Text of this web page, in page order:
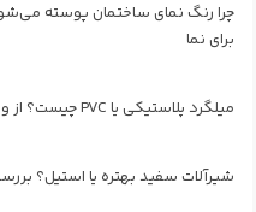
چرا رنگ نمای ساختمان پوسته
برای نما
میلگرد پلاستیکی یا PVC چیست؟ از ویژگی‌ها تا کاربردهای این میلگردها
شیرآلات سفید بهتره یا استیل؟